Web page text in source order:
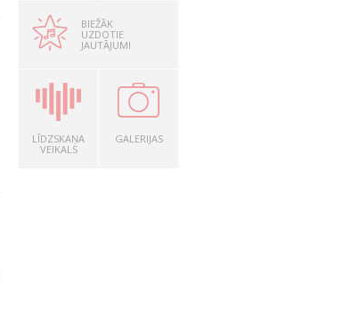
BIEŽĀK
UZDOTIE
JAUTĀJUMI
LĪDZSKAŅA
VEIKALS
GALERIJAS